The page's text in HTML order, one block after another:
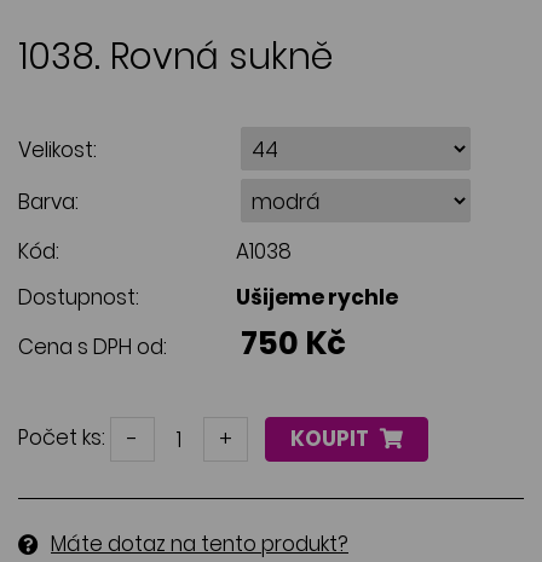
1038. Rovná sukně
Velikost:
Barva:
Kód:
A1038
Dostupnost:
Ušijeme rychle
Cena s DPH od:
750 Kč
Počet ks: - + KOUPIT
Máte dotaz na tento produkt?